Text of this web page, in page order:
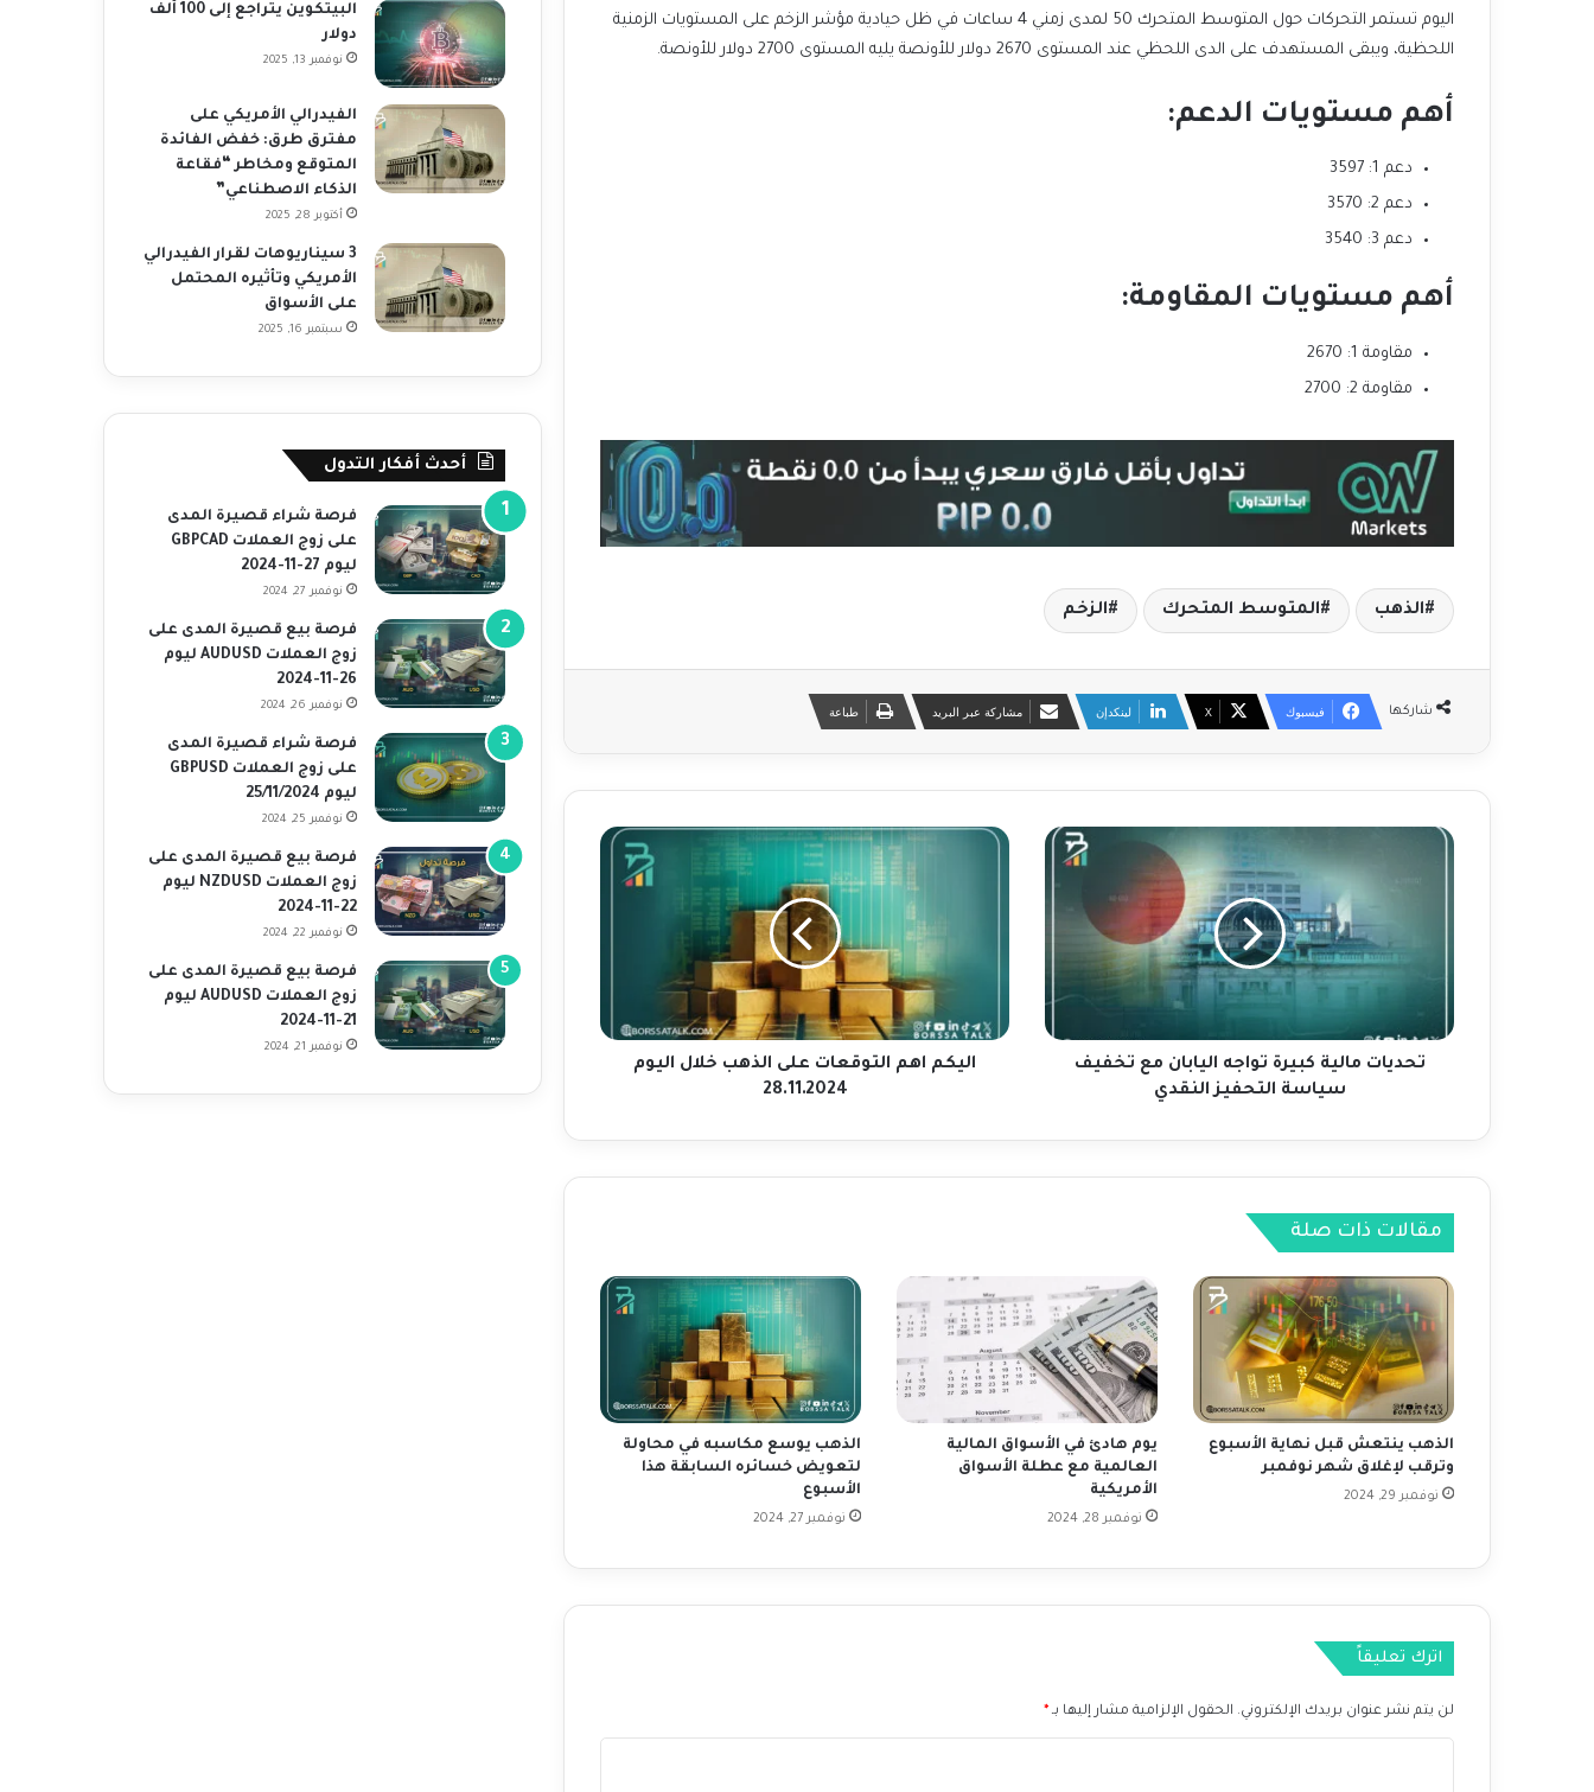
اليوم تستمر التحركات حول المتوسط المتحرك 50 لمدى زمني 4 ساعات في ظل حيادية مؤشر الزخم على المستويات الزمنية
اللحظية، ويبقى المستهدف على الدى اللحظي عند المستوى 2670 دولار للأونصة يليه المستوى 2700 دولار للأونصة.
أهم مستويات الدعم:
دعم 1: 3597
دعم 2: 3570
دعم 3: 3540
أهم مستويات المقاومة:
مقاومة 1: 2670
مقاومة 2: 2700
الذهب المتوسط المتحرك الزخم
شاركها فيسبوك ‫X لينكدإن مشاركة عبر البريد طباعة
ت
ل
ب
ة
ا
ي
ا
ب
ا
خ
س
ي
تحديات مالية كبيرة تواجه اليابان مع تخفيف
سياسة التحفيز النقدي
ا
ا
ق
ذ
ه
ب
خ
ل
و
1
اليكم اهم التوقعات على الذهب خلال اليوم
28.11.2024
مقالات ذات صلة
الذهب ينتعش قبل نهاية الأسبوع
وترقب لإغلاق شهر نوفمبر
نوفمبر 29, 2024
يوم هادئ في الأسواق المالية
العالمية مع عطلة الأسواق
الأمريكية
نوفمبر 28, 2024
الذهب يوسع مكاسبه في محاولة
لتعويض خسائره السابقة هذا
الأسبوع
نوفمبر 27, 2024
اترك تعليقاً
لن يتم نشر عنوان بريدك الإلكتروني. الحقول الإلزامية مشار إليها بـ *
البيتكوين يتراجع إلى 100 ألف
دولار
نوفمبر 13, 2025
الفيدرالي الأمريكي على
مفترق طرق: خفض الفائدة
المتوقع ومخاطر “فقاعة
الذكاء الاصطناعي”
أكتوبر 28, 2025
3 سيناريوهات لقرار الفيدرالي
الأمريكي وتأثيره المحتمل
على الأسواق
سبتمبر 16, 2025
أحدث أفكار التدول
فرصة شراء قصيرة المدى
على زوج العملات GBPCAD
ليوم 27-11-2024
نوفمبر 27, 2024
فرصة بيع قصيرة المدى على
زوج العملات AUDUSD ليوم
26-11-2024
نوفمبر 26, 2024
فرصة شراء قصيرة المدى
على زوج العملات GBPUSD
ليوم 25/11/2024
نوفمبر 25, 2024
فرصة بيع قصيرة المدى على
زوج العملات NZDUSD ليوم
22-11-2024
نوفمبر 22, 2024
فرصة بيع قصيرة المدى على
زوج العملات AUDUSD ليوم
21-11-2024
نوفمبر 21, 2024